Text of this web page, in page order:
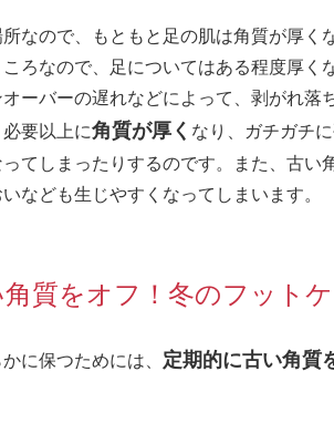
なので、もともと足の肌は角質が厚く
ろなので、足についてはある程度厚く
ーバーの遅れなどによって、剥がれ落
要以上に角質が厚く なり、ガチガチ
てしまったりするのです。また、古い
なども生じやすくなってしまいます。
質をオフ！冬のフット
に保つためには、 定期的に古い角質